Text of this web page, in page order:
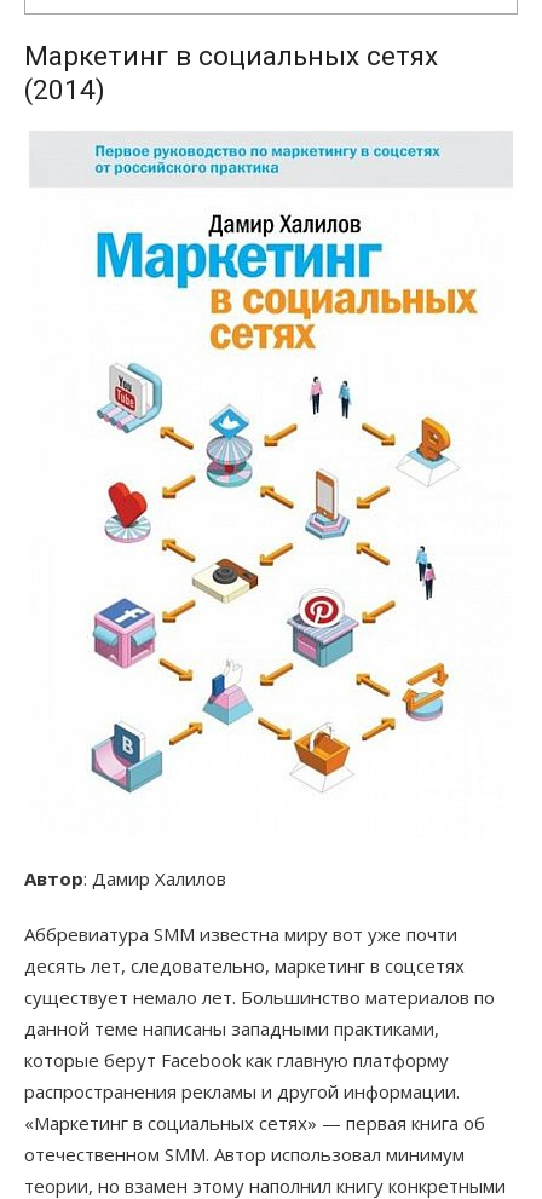
Маркетинг в социальных сетях
(2014)
Автор: Дамир Халилов
Аббревиатура SMM известна миру вот уже почти
десять лет, следовательно, маркетинг в соцсетях
существует немало лет. Большинство материалов по
данной теме написаны западными практиками,
которые берут Facebook как главную платформу
распространения рекламы и другой информации.
«Маркетинг в социальных сетях» — первая книга об
отечественном SMM. Автор использовал минимум
теории, но взамен этому наполнил книгу конкретными